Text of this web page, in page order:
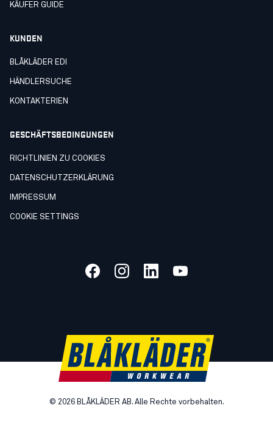
KÄUFER GUIDE
KUNDEN
BLÅKLÄDER EDI
HÄNDLERSUCHE
KONTAKTERIEN
GESCHÄFTSBEDINGUNGEN
RICHTLINIEN ZU COOKIES
DATENSCHUTZERKLÄRUNG
IMPRESSUM
COOKIE SETTINGS
© 2026 BLÅKLÄDER AB. Alle Rechte vorbehalten.